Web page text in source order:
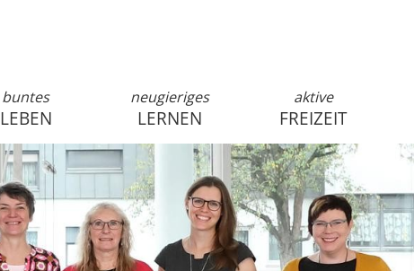
anmelden
buntes
LEBEN
neugieriges
LERNEN
aktive
FREIZEIT